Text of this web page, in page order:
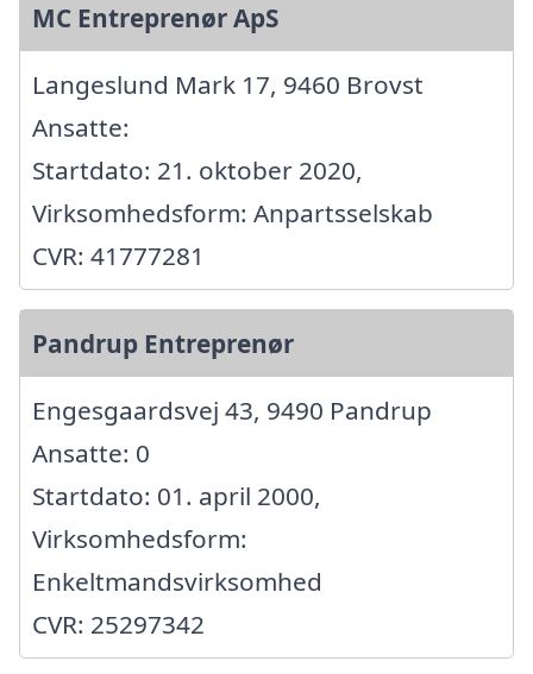
MC Entreprenør ApS
Langeslund Mark 17, 9460 Brovst
Ansatte:
Startdato: 21. oktober 2020,
Virksomhedsform: Anpartsselskab
CVR: 41777281
Pandrup Entreprenør
Engesgaardsvej 43, 9490 Pandrup
Ansatte: 0
Startdato: 01. april 2000,
Virksomhedsform:
Enkeltmandsvirksomhed
CVR: 25297342